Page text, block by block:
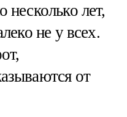
несколько лет,
не у всех.
от